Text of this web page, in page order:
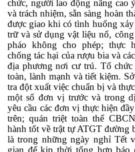
chức, người lao động nâng cao
và trách nhiệm, sẵn sàng hoàn
được giao khi có tình huống
trữ và sử dụng vật liệu nổ,
pháo không cho phép; thực
chống tác hại của rượu bia và
địa phương nơi cư trú. Tổ chức
toàn, lành mạnh và tiết kiệm.
tra đột xuất việc chuẩn bị và
một số đơn vị trước và trong
yêu cầu các đơn vị thực hiện
trên; quán triệt toàn thể
hành tốt về trật tự ATGT đường
là trong những ngày nghỉ Tết
gian để kịp thời tổng hợp báo